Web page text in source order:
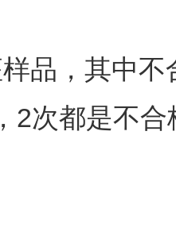
品，其中
2次都是不